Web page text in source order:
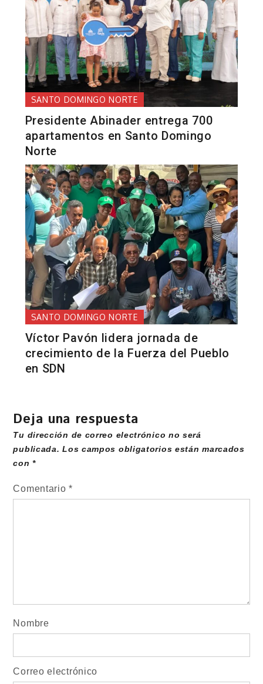
SANTO DOMINGO NORTE
Presidente Abinader entrega 700
apartamentos en Santo Domingo
Norte
SANTO DOMINGO NORTE
Víctor Pavón lidera jornada de
crecimiento de la Fuerza del Pueblo
en SDN
Deja una respuesta
Tu dirección de correo electrónico no será
publicada. Los campos obligatorios están marcados
con*
Comentario*
Nombre
Correo electrónico